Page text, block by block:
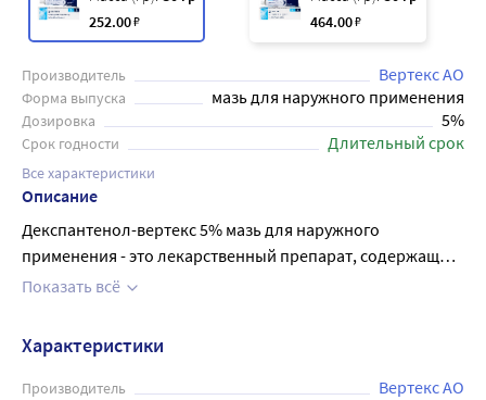
252.00₽
464.00₽
Производитель Вертекс АО
Форма выпуска мазь для наружного применения
Дозировка 5%
Срок годности Длительный срок
Все характеристики
Описание
Декспантенол-вертекс 5% мазь для наружного
применения - это лекарственный препарат, содержащий
действующее вещество декспантенол. Препарат
метаболизм, увеличивает прочность коллагеновых
волокон. Мазь широко применяется при нарушении
целостности кожных покровов: заживление ожогов (в
Показать всё
Характеристики
Производитель Вертекс АО